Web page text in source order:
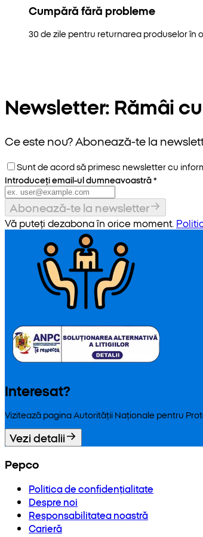
Cumpără fără probleme
30 de zile pentru returnarea produselor în
Newsletter: Rămâi
Ce este nou? Abonează-te la
Sunt de acord să primesc newsletter cu
Introduceți email-ul dumneavoastră*
Abonează-te la newsletter
Vă puteți dezabona în orice moment.
Interesat?
Vizitează pagina Autorității Naționale pentru
Vezi detalii
Pepco
Politica de confidențialitate
Despre noi
Responsabilitatea noastră
Carieră